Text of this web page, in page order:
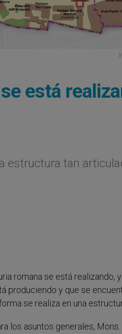
está
estructura tan
romana se está realizando,
y que se
se realiza en una
los asuntos generales, Mons.